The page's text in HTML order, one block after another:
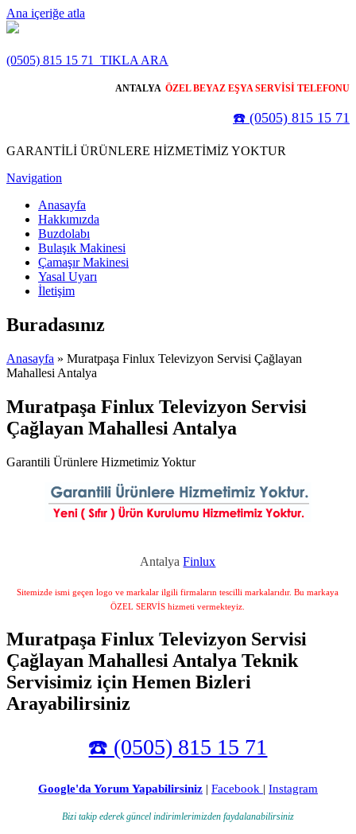
Ana içeriğe atla
(0505) 815 15 71 TIKLA ARA
ANTALYA ÖZEL BEYAZ EŞYA SERVİSİ TELEFONU
☎️ (0505) 815 15 71
GARANTİLİ ÜRÜNLERE HİZMETİMİZ YOKTUR
Navigation
Anasayfa
Hakkımızda
Buzdolabı
Bulaşık Makinesi
Çamaşır Makinesi
Yasal Uyarı
İletişim
Buradasınız
Anasayfa » Muratpaşa Finlux Televizyon Servisi Çağlayan
Mahallesi Antalya
Muratpaşa Finlux Televizyon Servisi
Çağlayan Mahallesi Antalya
Garantili Ürünlere Hizmetimiz Yoktur
Antalya Finlux
Sitemizde ismi geçen logo ve markalar ilgili firmaların tescilli markalarıdır. Bu markaya
ÖZEL SERVİS hizmeti vermekteyiz.
Muratpaşa Finlux Televizyon Servisi
Çağlayan Mahallesi Antalya Teknik
Servisimiz için Hemen Bizleri
Arayabilirsiniz
☎️ (0505) 815 15 71
Google'da Yorum Yapabilirsiniz | Facebook | Instagram
Bizi takip ederek güncel indirimlerimizden faydalanabilirsiniz